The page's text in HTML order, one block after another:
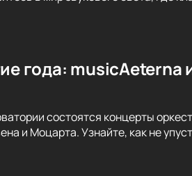
года: musicAeterna
состоятся концерты
и Моцарта. Узнайте, как не